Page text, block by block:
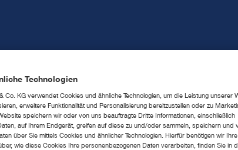
TUTORAMA reißt
Technologien
Co. KG verwendet Cookies und ähnliche Technologien, um die Leistung unserer
erweitere Funktionalität und Personalisierung bereitzustellen oder zu
speichern wir oder von uns beauftragte Dritte Informationen, einschließlich
auf Ihrem Endgerät, greifen auf diese zu und/oder sammeln, speichern und
über Sie mittels Cookies und ähnlicher Technologien. Hierfür benötigen wir Ihre
wie diese Cookies Ihre personenbezogenen Daten verarbeiten, finden Sie in